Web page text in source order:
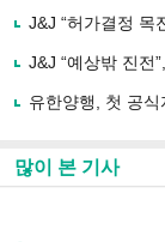
J&J “허가결정 목
J&J “예상밖 진전
유한양행, 첫 공
많이 본 기사